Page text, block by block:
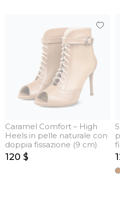
Caramel Comfort – High
Heels in pelle naturale con
doppia fissazione (9 cm)
120 $